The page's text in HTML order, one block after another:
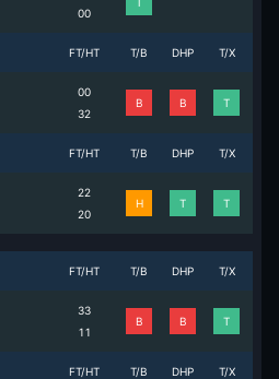
00
FT/HT T/B DHP T/X
0
3
0
2
B B T
FT/HT T/B DHP T/X
2
2
2
0
H T T
FT/HT T/B DHP T/X
3
1
3
1
B B T
FT/HT T/B DHP T/X